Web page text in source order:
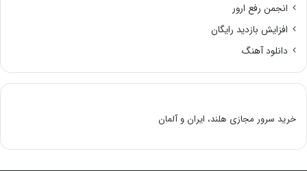
انجمن رفع ارور
افزایش بازدید رایگان
دانلود آهنگ
خرید سرور مجازی هلند، ایران و آلمان